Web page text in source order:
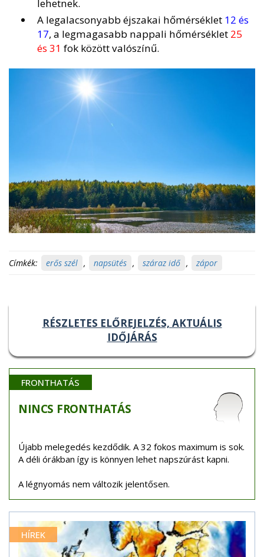
lehetnek.
A legalacsonyabb éjszakai hőmérséklet 12 és
17, a legmagasabb nappali hőmérséklet 25
és 31 fok között valószínű.
Címkék: erős szél , napsütés , száraz idő , zápor
RÉSZLETES ELŐREJELZÉS, AKTUÁLIS
IDŐJÁRÁS
FRONTHATÁS
NINCS FRONTHATÁS
Újabb melegedés kezdődik. A 32 fokos maximum is sok.
A déli órákban így is könnyen lehet napszúrást kapni.
A légnyomás nem változik jelentősen.
HÍREK